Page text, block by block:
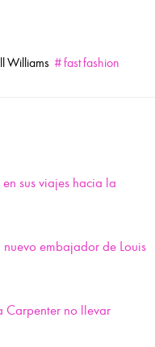
Williams fast fashion
sus viajes hacia la
nuevo embajador de Louis
Carpenter no llevar